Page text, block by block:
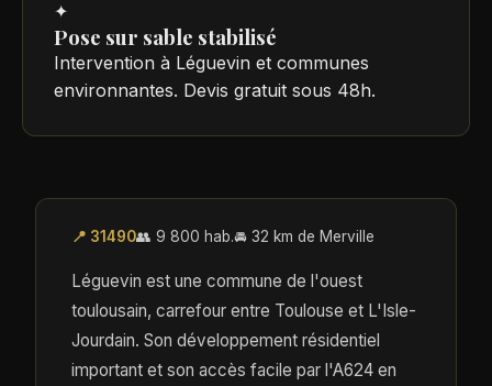
✦
Pose sur sable stabilisé
Intervention à Léguevin et communes
environnantes. Devis gratuit sous 48h.
📍 31490👥 9 800 hab.🚘 32 km de Merville
Léguevin est une commune de l'ouest
toulousain, carrefour entre Toulouse et L'Isle-
Jourdain. Son développement résidentiel
important et son accès facile par l'A624 en